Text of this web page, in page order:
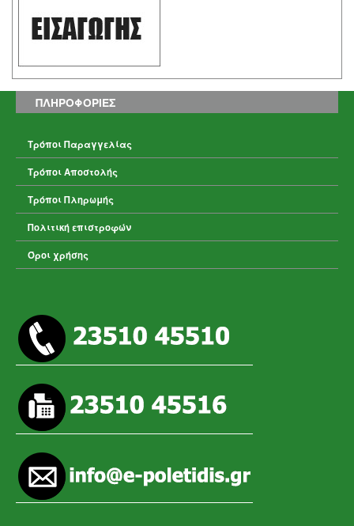
ΠΛΗΡΟΦΟΡΙΕΣ
Τρόποι Παραγγελίας
Τρόποι Αποστολής
Τρόποι Πληρωμής
Πολιτική επιστροφών
Όροι χρήσης